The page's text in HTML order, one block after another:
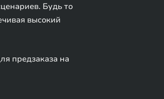
Будь то
высокий
предзаказа на